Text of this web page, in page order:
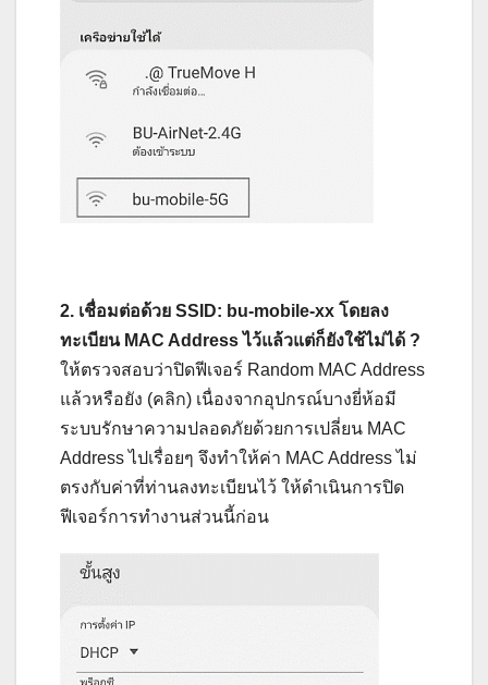
2. เชื่อมต่อด้วย SSID: bu-mobile-xx โดยลง
ทะเบียน MAC Address ไว้แล้วแต่ก็ยังใช้ไม่ได้ ?
ให้ตรวจสอบว่าปิดฟีเจอร์ Random MAC Address
แล้วหรือยัง (คลิก) เนื่องจากอุปกรณ์บางยี่ห้อมี
ระบบรักษาความปลอดภัยด้วยการเปลี่ยน MAC
Address ไปเรื่อยๆ จึงทำให้ค่า MAC Address ไม่
ตรงกับค่าที่ท่านลงทะเบียนไว้ ให้ดำเนินการปิด
ฟีเจอร์การทำงานส่วนนี้ก่อน